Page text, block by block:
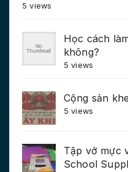
5 views
Học cách
không?
5 views
Cộng sản
5 views
Tập vở mực
School